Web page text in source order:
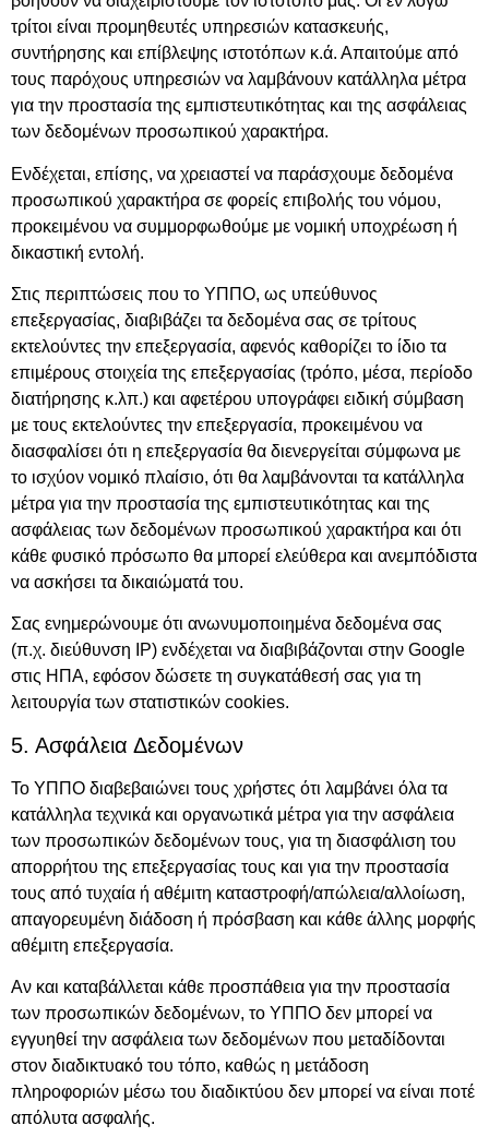
τρίτοι είναι προμηθευτές υπηρεσιών κατασκευής,
συντήρησης και επίβλεψης ιστοτόπων κ.ά. Απαιτούμε από
τους παρόχους υπηρεσιών να λαμβάνουν κατάλληλα μέτρα
για την προστασία της εμπιστευτικότητας και της ασφάλειας
των δεδομένων προσωπικού χαρακτήρα.
Ενδέχεται, επίσης, να χρειαστεί να παράσχουμε δεδομένα
προσωπικού χαρακτήρα σε φορείς επιβολής του νόμου,
προκειμένου να συμμορφωθούμε με νομική υποχρέωση ή
δικαστική εντολή.
Στις περιπτώσεις που το ΥΠΠΟ, ως υπεύθυνος
επεξεργασίας, διαβιβάζει τα δεδομένα σας σε τρίτους
εκτελούντες την επεξεργασία, αφενός καθορίζει το ίδιο τα
επιμέρους στοιχεία της επεξεργασίας (τρόπο, μέσα, περίοδο
διατήρησης κ.λπ.) και αφετέρου υπογράφει ειδική σύμβαση
με τους εκτελούντες την επεξεργασία, προκειμένου να
διασφαλίσει ότι η επεξεργασία θα διενεργείται σύμφωνα με
το ισχύον νομικό πλαίσιο, ότι θα λαμβάνονται τα κατάλληλα
μέτρα για την προστασία της εμπιστευτικότητας και της
ασφάλειας των δεδομένων προσωπικού χαρακτήρα και ότι
κάθε φυσικό πρόσωπο θα μπορεί ελεύθερα και ανεμπόδιστα
να ασκήσει τα δικαιώματά του.
Σας ενημερώνουμε ότι ανωνυμοποιημένα δεδομένα σας
(π.χ. διεύθυνση IP) ενδέχεται να διαβιβάζονται στην Google
στις ΗΠΑ, εφόσον δώσετε τη συγκατάθεσή σας για τη
λειτουργία των στατιστικών cookies.
5. Ασφάλεια Δεδομένων
Το ΥΠΠΟ διαβεβαιώνει τους χρήστες ότι λαμβάνει όλα τα
κατάλληλα τεχνικά και οργανωτικά μέτρα για την ασφάλεια
των προσωπικών δεδομένων τους, για τη διασφάλιση του
απορρήτου της επεξεργασίας τους και για την προστασία
τους από τυχαία ή αθέμιτη καταστροφή/απώλεια/αλλοίωση,
απαγορευμένη διάδοση ή πρόσβαση και κάθε άλλης μορφής
αθέμιτη επεξεργασία.
Αν και καταβάλλεται κάθε προσπάθεια για την προστασία
των προσωπικών δεδομένων, το ΥΠΠΟ δεν μπορεί να
εγγυηθεί την ασφάλεια των δεδομένων που μεταδίδονται
στον διαδικτυακό του τόπο, καθώς η μετάδοση
πληροφοριών μέσω του διαδικτύου δεν μπορεί να είναι ποτέ
απόλυτα ασφαλής.